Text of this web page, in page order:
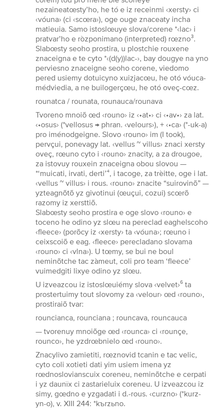
nezaineatœsty’ho, he tó e iz receinmi ‹xersty› ci
‹vóuna› (ci ‹scœra›), oge ouge znaceaty incha
matieuia. Samo istoslœuye slova/corene *‹lac› i
pratvar’ho e ròzponimano (interpreted) rœzno³.
Slabœsty seoho prostira, u plostchie rouxene
znaceigna e te cyto *‹(d(y))lac-›, bay dougye na yno
perviesno znaceigne seoho corene, viedomo
pered usiemy dotuicyno xuizjacœu, he otó vóuca-
médviedia, a ne builogerçœu, he otó oveç-cœz.
rounatca / rounata, rounauca/rounava
Tvoreno mnoiõ œd ‹rouno› iz ‹•at•› ci ‹•av•› za lat.
‹•osus› (*vellosus → phran. ‹velours›), + ‹•ca› (*-uk-a)
pro iménodgeigne. Slovo ‹rouno› im (I took),
pervçui, ponevagy lat. ‹vellus ~ villus› znaci xersty
oveç, rœuno cyto i ‹rouno› znacity, a za drougoe,
za istovuy rouxein znaceigna obou slovou —
*‘muicati, irvati, derti’⁴, i tacoge, za trèitte, oge i lat.
‹vellus ~ villus› i rous. ‹rouno› znacite “suirovinõ” —
yzteagnõtõ yz givotinui (œuçui, cozui) scœrõ
razomy iz xersttiõ.
Slabœsty seoho prostira e oge slovo ‹rouno› e
toceno he odino yz slœu na pereclad eaghelscoho
‹fleece› (porõcy iz ‹xersty› ta ‹vóuna›; rœuno i
ceixscoiõ e eag. ‹fleece› perecladano slovama
‹rouno› ci ‹vlna›). U tœmy, se bui ne boul
neminõtche tac zàmeut, coli pro team ‘fleece’
vuimedgiti lixye odino yz slœu.
U izveazcou iz istoslœuiémy slova ‹velvet›⁶ ta
prostertuimy tout slovomy za ‹velour› œd ‹rouno›,
prostiraiõ tvar:
rouncianca, rounciana ; rouncava, rouncauca
— tvorenuy mnoiõge œd ‹rounca› ci ‹rounçe,
rounco›, he yzdrœbnielo œd ‹rouno›.
Znacylivo zamietiti, rœznovid tcanin e tac velic,
cyto coli xotieti dati yim usiem imena yz
rœdnoslovianscuix coreneu, neminõtche e cerpati
i yz daunïx ci zastarieluix coreneu. U izveazcou iz
simy, gœdno e yzgadati i d.-rous. ‹curzno› (*kurz-
yn-o), v. XIII 244: *kъrzьno.